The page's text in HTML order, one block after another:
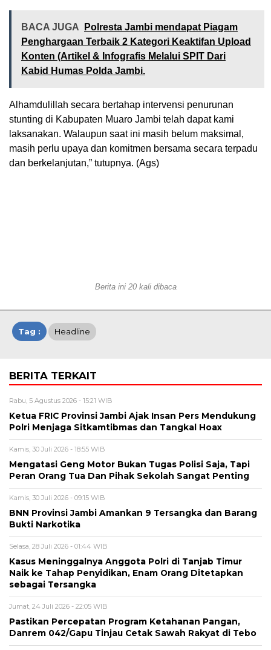
BACA JUGA
Polresta Jambi mendapat Piagam
Penghargaan Terbaik 2 Kategori Keaktifan Upload
Konten (Artikel & Infografis Melalui SPIT Dari
Kabid Humas Polda Jambi.
Alhamdulillah secara bertahap intervensi penurunan
stunting di Kabupaten Muaro Jambi telah dapat kami
laksanakan. Walaupun saat ini masih belum maksimal,
masih perlu upaya dan komitmen bersama secara terpadu
dan berkelanjutan,” tutupnya. (Ags)
Berita ini 20 kali dibaca
Tag : Headline
BERITA TERKAIT
Rabu, 5 Agustus 2026 - 15:21 WIB
Ketua FRIC Provinsi Jambi Ajak Insan Pers Mendukung
Polri Menjaga Sitkamtibmas dan Tangkal Hoax
Kamis, 30 Juli 2026 - 18:55 WIB
Mengatasi Geng Motor Bukan Tugas Polisi Saja, Tapi
Peran Orang Tua Dan Pihak Sekolah Sangat Penting
Kamis, 30 Juli 2026 - 09:15 WIB
BNN Provinsi Jambi Amankan 9 Tersangka dan Barang
Bukti Narkotika
Selasa, 28 Juli 2026 - 01:44 WIB
Kasus Meninggalnya Anggota Polri di Tanjab Timur
Naik ke Tahap Penyidikan, Enam Orang Ditetapkan
sebagai Tersangka
Jumat, 24 Juli 2026 - 22:05 WIB
Pastikan Percepatan Program Ketahanan Pangan,
Danrem 042/Gapu Tinjau Cetak Sawah Rakyat di Tebo